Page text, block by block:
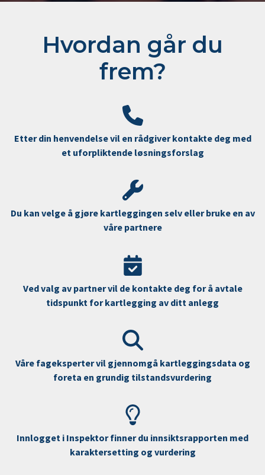
Hvordan går du
frem?
Etter din henvendelse vil en rådgiver kontakte deg med
et uforpliktende løsningsforslag
Du kan velge å gjøre kartleggingen selv eller bruke en av
våre partnere
Ved valg av partner vil de kontakte deg for å avtale
tidspunkt for kartlegging av ditt anlegg
Våre fageksperter vil gjennomgå kartleggingsdata og
foreta en grundig tilstandsvurdering
Innlogget i Inspektor finner du innsiktsrapporten med
karaktersetting og vurdering